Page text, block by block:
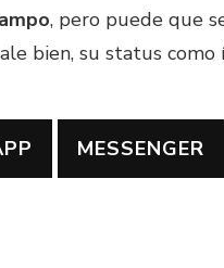
, pero puede que
bien, su status
MESSENGER